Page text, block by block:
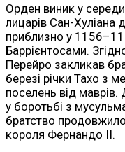
Орден виник у
лицарів Сан-Хуліана
приблизно у
Баррієнтосами.
Перейро закликав
березі річки Тахо з
поселень від маврів.
у боротьбі з
братство
короля Фернандо ІІ.